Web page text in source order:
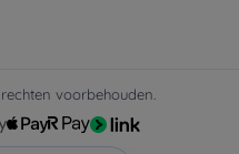
voorbehouden.